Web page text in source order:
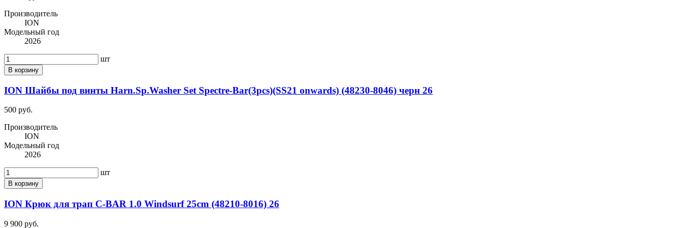
Производитель
ION
Модельный год
2026
шт
В корзину
ION Шайбы под винты Harn.Sp.Washer Set Spectre-Bar(3pcs)(SS21 onwards) (48230-8046) черн 26
500 руб.
Производитель
ION
Модельный год
2026
шт
В корзину
ION Крюк для трап C-BAR 1.0 Windsurf 25cm (48210-8016) 26
9 900 руб.